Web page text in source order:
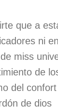
que a
ni
miss
de
del confort
de dios